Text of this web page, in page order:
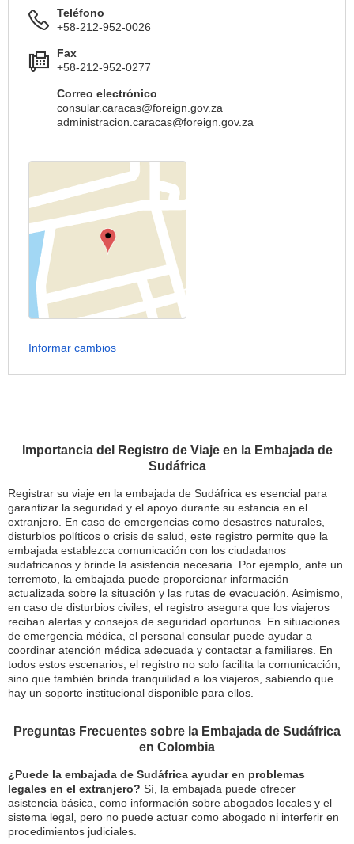
Importancia del Registro de Viaje en la Embajada de
Sudáfrica
Registrar su viaje en la embajada de Sudáfrica es esencial para
garantizar la seguridad y el apoyo durante su estancia en el
extranjero. En caso de emergencias como desastres naturales,
disturbios políticos o crisis de salud, este registro permite que la
embajada establezca comunicación con los ciudadanos
sudafricanos y brinde la asistencia necesaria. Por ejemplo, ante un
terremoto, la embajada puede proporcionar información
actualizada sobre la situación y las rutas de evacuación. Asimismo,
en caso de disturbios civiles, el registro asegura que los viajeros
reciban alertas y consejos de seguridad oportunos. En situaciones
de emergencia médica, el personal consular puede ayudar a
coordinar atención médica adecuada y contactar a familiares. En
todos estos escenarios, el registro no solo facilita la comunicación,
sino que también brinda tranquilidad a los viajeros, sabiendo que
hay un soporte institucional disponible para ellos.
Preguntas Frecuentes sobre la Embajada de Sudáfrica
en Colombia
¿Puede la embajada de Sudáfrica ayudar en problemas
legales en el extranjero? Sí, la embajada puede ofrecer
asistencia básica, como información sobre abogados locales y el
sistema legal, pero no puede actuar como abogado ni interferir en
procedimientos judiciales.
Teléfono
+58-212-952-0026
Fax
+58-212-952-0277
Correo electrónico
consular.caracas@foreign.gov.za
administracion.caracas@foreign.gov.za
Informar cambios